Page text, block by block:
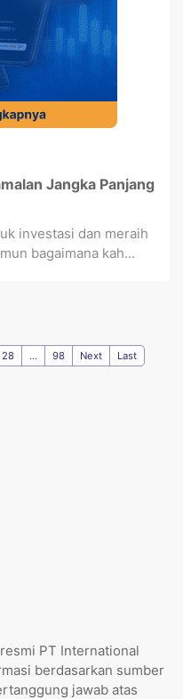
Jangka Panjang
investasi dan meraih
bagaimana kah...
28 ... 98 Next Last
PT International
berdasarkan sumber
jawab atas